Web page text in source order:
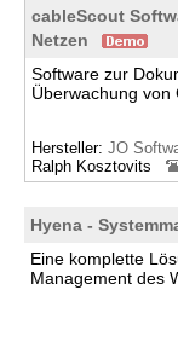
cableScout
Netzen
Software zur
Überwachung von
Hersteller: JO
Ralph Kosztovits
Hyena -
Eine komplette
Management des